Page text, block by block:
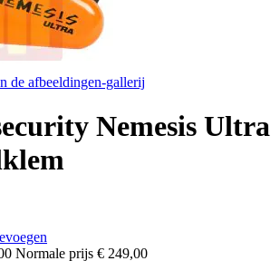
de afbeeldingen-gallerij
Nemesis Ultra
Normale prijs € 249,00